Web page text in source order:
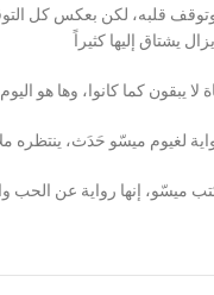
يبقون كما كانوا، وها هو